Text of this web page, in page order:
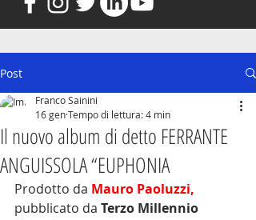
Post
Il nuovo album di detto FERRANTE
ANGUISSOLA “EUPHONIA
Franco Sainini
16 genTempo di lettura: 4 min
Prodotto da Mauro Paoluzzi,
pubblicato da Terzo Millennio